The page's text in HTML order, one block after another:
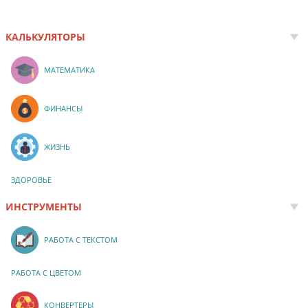
КАЛЬКУЛЯТОРЫ
МАТЕМАТИКА
ФИНАНСЫ
ЖИЗНЬ
ЗДОРОВЬЕ
ИНСТРУМЕНТЫ
РАБОТА С ТЕКСТОМ
РАБОТА С ЦВЕТОМ
КОНВЕРТЕРЫ